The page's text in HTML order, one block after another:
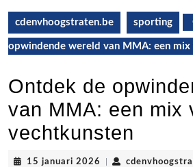
cdenvhoogstraten.be sporting
opwindende wereld van MMA: een mix
Ontdek de
van MMA: een mix
vechtkunsten
15 januari 2026 15